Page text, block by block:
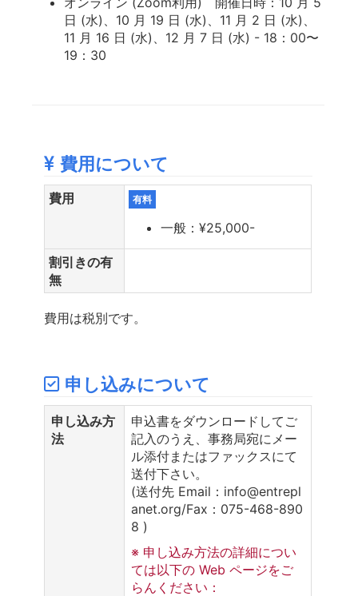
日 (水)、10 月 19 日 (水)、11 月 2 日 (水)、
11 月 16 日 (水)、12 月 7 日 (水) - 18：00〜
19：30
費用について
費用 有料
一般：¥25,000-
割引きの有
無
費用は税別です。
申し込みについて
申し込み方
法
申込書をダウンロードしてご
記入のうえ、事務局宛にメー
ル添付またはファックスにて
送付下さい。
(送付先 Email：info@entrepl
anet.org/Fax：075-468-890
8 )
※ 申し込み方法の詳細につい
ては以下の Web ページをご
らんください：